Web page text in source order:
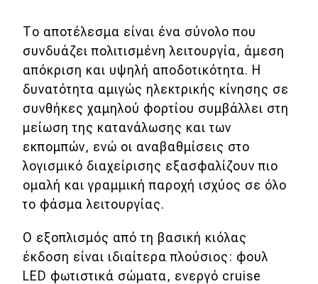
Το αποτέλεσμα είναι ένα σύνολο που
συνδυάζει πολιτισμένη λειτουργία, άμεση
απόκριση και υψηλή αποδοτικότητα. Η
δυνατότητα αμιγώς ηλεκτρικής κίνησης σε
συνθήκες χαμηλού φορτίου συμβάλλει στη
μείωση της κατανάλωσης και των
εκπομπών, ενώ οι αναβαθμίσεις στο
λογισμικό διαχείρισης εξασφαλίζουν πιο
ομαλή και γραμμική παροχή ισχύος σε όλο
το φάσμα λειτουργίας.
Ο εξοπλισμός από τη βασική κιόλας
έκδοση είναι ιδιαίτερα πλούσιος: φουλ
LED φωτιστικά σώματα, ενεργό cruise